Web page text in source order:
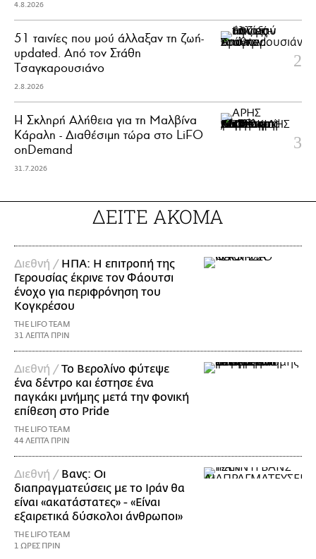
4.8.2026
51 ταινίες που μού άλλαξαν τη ζωή-
updated. Aπό τον Στάθη
Τσαγκαρουσιάνο
2.8.2026
Η Σκληρή Αλήθεια για τη Μαλβίνα
Κάραλη - Διαθέσιμη τώρα στo LiFO
onDemand
31.7.2026
ΔΕΙΤΕ ΑΚΟΜΑ
Διεθνή / ΗΠΑ: Η επιτροπή της
Γερουσίας έκρινε τον Φάουτσι
ένοχο για περιφρόνηση του
Κογκρέσου
THE LIFO TEAM
31 ΛΕΠΤΑ ΠΡΙΝ
Διεθνή /Το Βερολίνο φύτεψε
ένα δέντρο και έστησε ένα
παγκάκι μνήμης μετά την φονική
επίθεση στο Pride
THE LIFO TEAM
44 ΛΕΠΤΑ ΠΡΙΝ
Διεθνή / Βανς: Οι
διαπραγματεύσεις με το Ιράν θα
είναι «ακατάστατες» - «Είναι
εξαιρετικά δύσκολοι άνθρωποι»
THE LIFO TEAM
1 ΩΡΕΣ ΠΡΙΝ